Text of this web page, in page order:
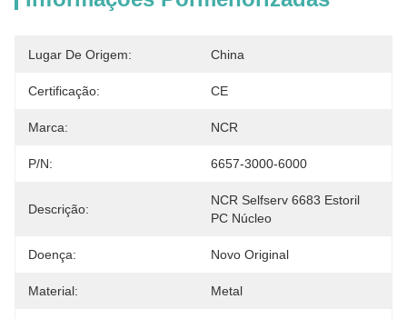
Lugar De Origem: China
Certificação: CE
Marca: NCR
P/N: 6657-3000-6000
Descrição:
NCR Selfserv 6683 Estoril
PC Núcleo
Doença: Novo Original
Material: Metal